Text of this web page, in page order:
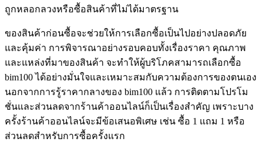
ถูกหลอกลวงหรือซื้อสินค้าที่ไม่ได้มาตรฐาน
ของสินค้าก่อนซื้อจะช่วยให้การเลือกซื้อเป็นไปอย่างปลอดภัย
และคุ้มค่า การพิจารณาอย่างรอบคอบทั้งเรื่องราคา คุณภาพ
และแหล่งที่มาของสินค้า จะทำให้ผู้บริโภคสามารถเลือกซื้อ
bim100 ได้อย่างมั่นใจและเหมาะสมกับความต้องการของตนเอง
นอกจากการรู้ราคากลางของ bim100 แล้ว การติดตามโปรโม
ชั่นและส่วนลดจากร้านค้าออนไลน์ก็เป็นเรื่องสำคัญ เพราะบาง
ครั้งร้านค้าออนไลน์จะมีข้อเสนอพิเศษ เช่น ซื้อ 1 แถม 1 หรือ
ส่วนลดสำหรับการซื้อครั้งแรก